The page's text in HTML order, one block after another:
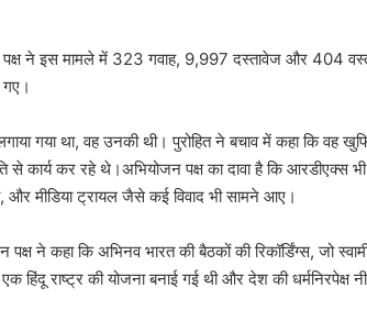
ने इस मामले में 323 गवाह, 9,997 दस्तावेज और 404
गया था, वह उनकी थी। पुरोहित ने बचाव में कहा कि वह
से कार्य कर रहे थे।अभियोजन पक्ष का दावा है कि आरडीएक्स
मीडिया ट्रायल जैसे कई विवाद भी सामने आए।
पक्ष ने कहा कि अभिनव भारत की बैठकों की रिकॉर्डिंग्स, जो
राष्ट्र की योजना बनाई गई थी और देश की धर्मनिरपेक्ष